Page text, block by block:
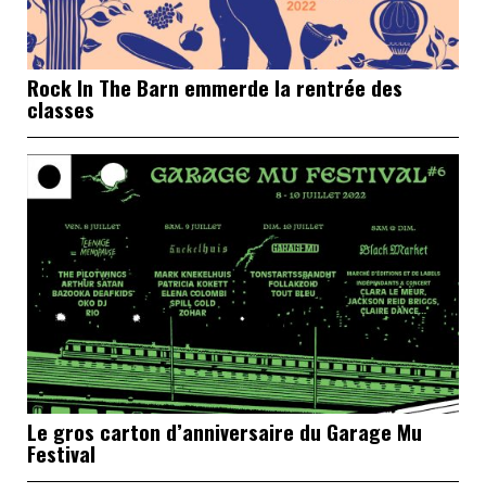
Rock In The Barn emmerde la rentrée des
classes
Le gros carton d’anniversaire du Garage Mu
Festival